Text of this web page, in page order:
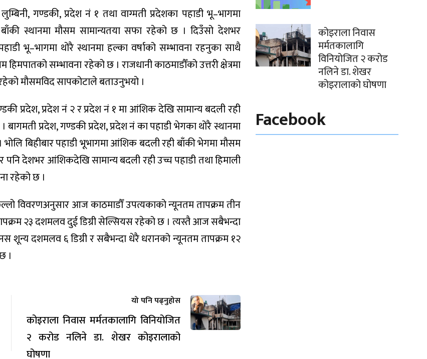
गण्डकी, प्रदेश नं १ तथा वाग्मती प्रदेशका पहाडी भू–भागमा
स्थानमा मौसम सामान्यतया सफा रहेको छ । दिउँसो देशभर
भू–भागमा थोरै स्थानमा हल्का वर्षाको सम्भावना रहनुका साथै
सम्भावना रहेको छ । राजधानी काठमाडौँको उत्तरी क्षेत्रमा
मौसमविद सापकोटाले बताउनुभयो ।
प्रदेश, प्रदेश नं २ र प्रदेश नं १ मा आंशिक देखि सामान्य बदली रही
प्रदेश, गण्डकी प्रदेश, प्रदेश नं का पहाडी भेगका थोरै स्थानमा
बिहीबार पहाडी भूभागमा आंशिक बदली रही बाँकी भेगमा मौसम
देशभर आंशिकदेखि सामान्य बदली रही उच्च पहाडी तथा हिमाली
रहेको छ ।
विवरणअनुसार आज काठमाडौँ उपत्यकाको न्यूनतम तापक्रम तीन
२३ दशमलव दुई डिग्री सेल्सियस रहेको छ । त्यस्तै आज सबैभन्दा
शून्य दशमलव ६ डिग्री र सबैभन्दा धेरै धरानको न्यूनतम तापक्रम १२
।
यो पनि पढ्नुहोस
कोइराला निवास मर्मतकालागि विनियोजित
२ करोड नलिने डा. शेखर कोइरालाको
घोषणा
कोइराला निवास
मर्मतकालागि
विनियोजित २ करोड
नलिने डा. शेखर
कोइरालाको घोषणा
Facebook